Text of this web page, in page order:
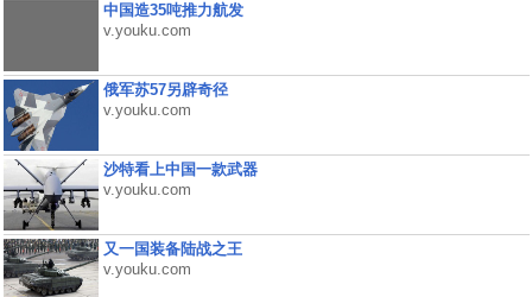
中国造35吨推力航发
v.youku.com
俄军苏57另辟奇径
v.youku.com
沙特看上中国一款武器
v.youku.com
又一国装备陆战之王
v.youku.com